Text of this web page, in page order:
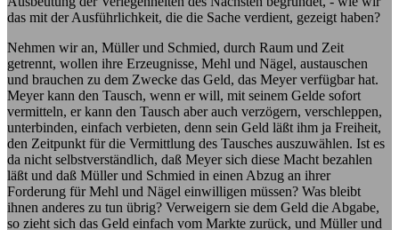
das mit der Ausführlichkeit, die die Sache verdient, gezeigt haben?
Nehmen wir an, Müller und Schmied, durch Raum und Zeit
getrennt, wollen ihre Erzeugnisse, Mehl und Nägel, austauschen
und brauchen zu dem Zwecke das Geld, das Meyer verfügbar hat.
Meyer kann den Tausch, wenn er will, mit seinem Gelde sofort
vermitteln, er kann den Tausch aber auch verzögern, verschleppen,
unterbinden, einfach verbieten, denn sein Geld läßt ihm ja Freiheit,
den Zeitpunkt für die Vermittlung des Tausches auszuwählen. Ist es
da nicht selbstverständlich, daß Meyer sich diese Macht bezahlen
läßt und daß Müller und Schmied in einen Abzug an ihrer
Forderung für Mehl und Nägel einwilligen müssen? Was bleibt
ihnen anderes zu tun übrig? Verweigern sie dem Geld die Abgabe,
so zieht sich das Geld einfach vom Markte zurück, und Müller und